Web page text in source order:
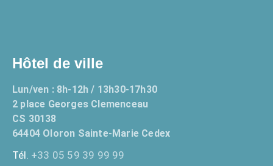
Hôtel de ville
Lun/ven : 8h-12h / 13h30-17h30
2 place Georges Clemenceau
CS 30138
64404 Oloron Sainte-Marie Cedex
Tél. +33 05 59 39 99 99